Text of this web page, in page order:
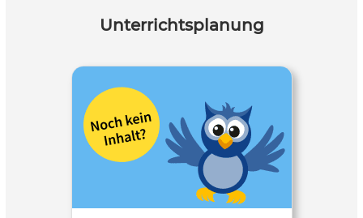
Unterrichtsplanung